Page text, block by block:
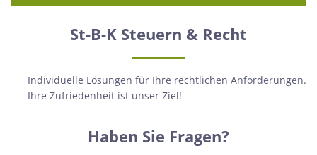
St-B-K Steuern & Recht
Individuelle Lösungen für Ihre rechtlichen Anforderungen.
Ihre Zufriedenheit ist unser Ziel!
Haben Sie Fragen?